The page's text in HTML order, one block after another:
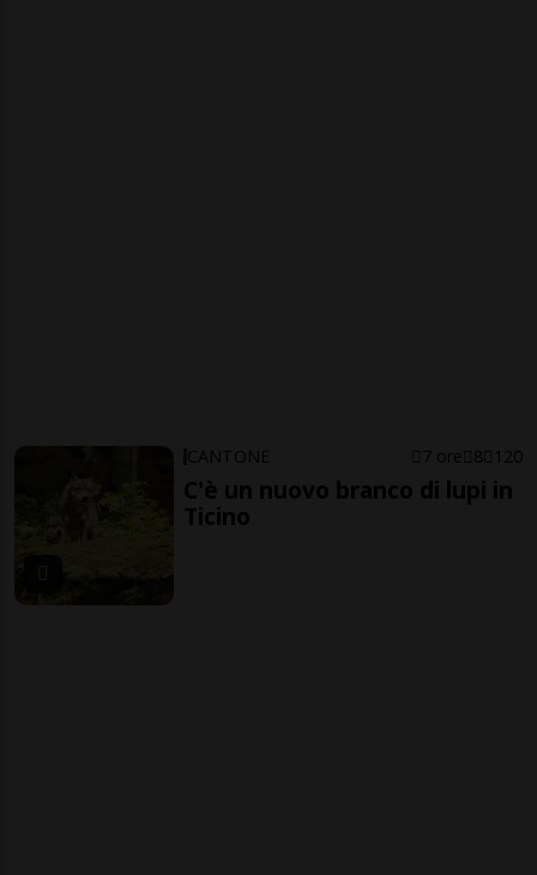
CANTONE 7 ore 8 120
C'è un nuovo branco di lupi in
Ticino